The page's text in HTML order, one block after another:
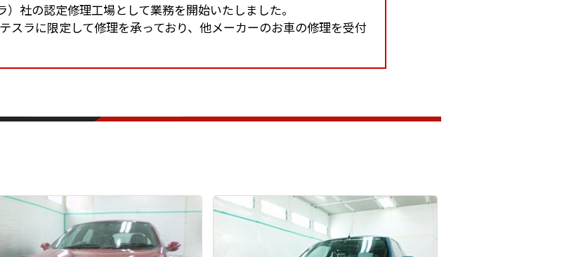
社の認定修理工場として業務を開始いたしました。
スラに限定して修理を承っており、他メーカーのお車の修理を受付